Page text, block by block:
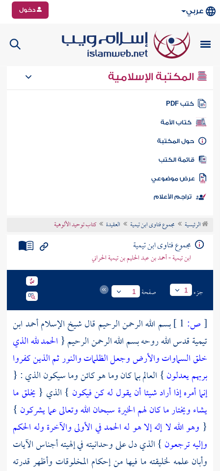
عربي دخول
المكتبة الإسلامية
كتب PDF
كتاب الأمة
المكتبة
الكتب
موضوعي
تراجم الأعلام
الرئيسية مجموع فتاوى ابن تيمية العقيدة كتاب توحيد الألوهية
مجموع فتاوى ابن تيمية
ابن تيمية - أحمد بن عبد الحليم بن تيمية الحراني
جزء 1 صفحة 1
[ص: بسم الله الرحمن الرحيم قالشيخ الإسلام أحمد ابن
تيميةقدس الله روحه بسم الله الرحمن الرحيم { الحمد لله الذي
خلق السماوات والأرض وجعل الظلمات والنور ثم الذين كفروا
بربهم يعدلون} العالم بما كان وما هو كائن وما سيكون الذي : {
إنما أمره إذا أراد شيئا أن يقول له كن فيكون } الذي { يخلق ما
يشاء ويختار ما كان لهم الخيرة سبحان الله وتعالى عما يشركون }
{ وهو الله لا إله إلا هو له الحمد في الأولى والآخرة وله الحكم
وإليه ترجعون } الذي دل على وحدانيته في إلهيته أجناس الآيات
وأبان علمه لخليقته ما فيها من إحكام المخلوقات وأظهر قدرته